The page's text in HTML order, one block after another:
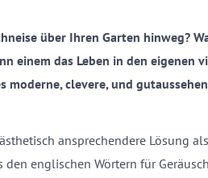
über Ihren Garten hinweg?
einem das Leben in den eigenen
clevere, und
ansprechendere Lösung
englischen Wörtern für